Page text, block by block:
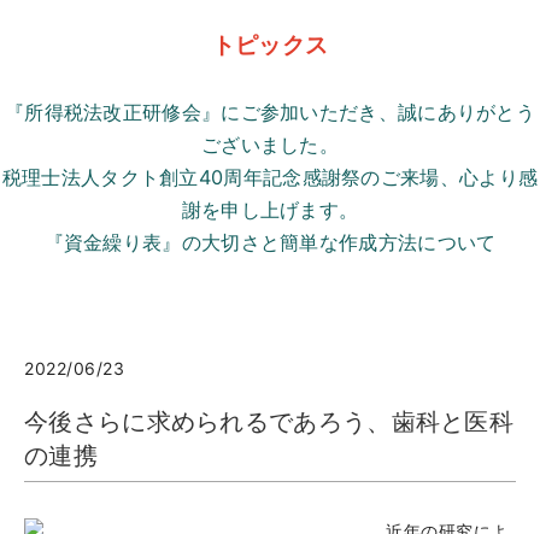
トピックス
『所得税法改正研修会』にご参加いただき、誠にありがとう
ございました。
税理士法人タクト創立40周年記念感謝祭のご来場、心より感
謝を申し上げます。
『資金繰り表』の大切さと簡単な作成方法について
2022/06/23
今後さらに求められるであろう、歯科と医科
の連携